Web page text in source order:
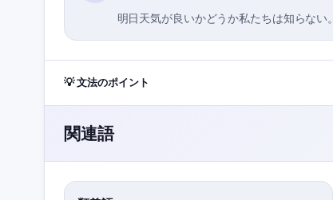
明日天気が良いかどうか私たちは知らない。
💡 文法のポイント
関連語